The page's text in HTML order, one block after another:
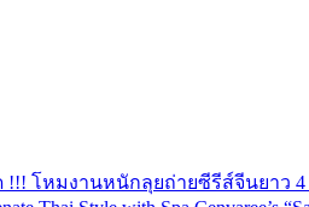
FROM AUTHOR